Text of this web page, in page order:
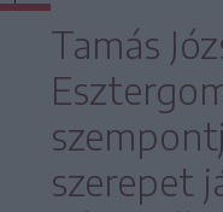
Tamás
szerepet